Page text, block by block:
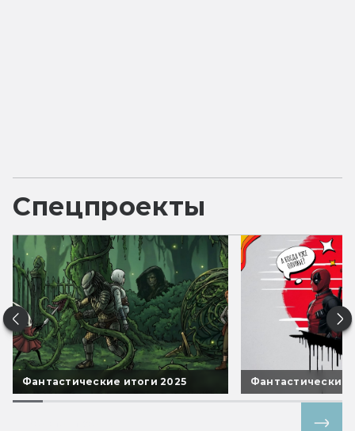
Спецпроекты
Фантастические итоги 2025 Фантастические